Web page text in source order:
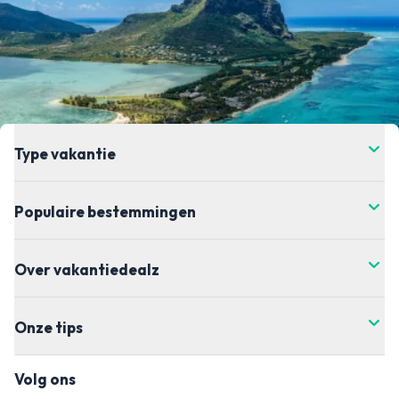
Type vakantie
Populaire bestemmingen
Over vakantiedealz
Onze tips
Volg ons